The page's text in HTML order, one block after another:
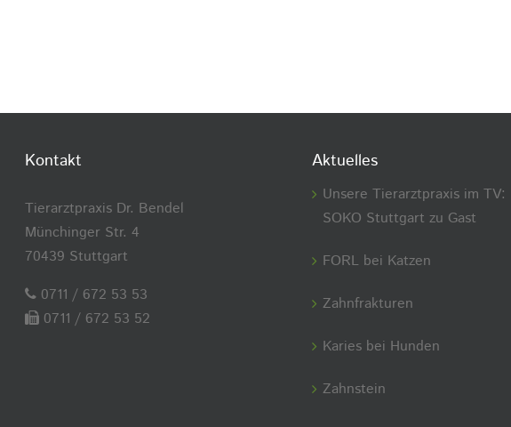
Kontakt
Tierarztpraxis Dr. Bendel
Münchinger Str. 4
70439 Stuttgart
0711 / 672 53 53
0711 / 672 53 52
Aktuelles
Unsere Tierarztpraxis im TV:
SOKO Stuttgart zu Gast
FORL bei Katzen
Zahnfrakturen
Karies bei Hunden
Zahnstein